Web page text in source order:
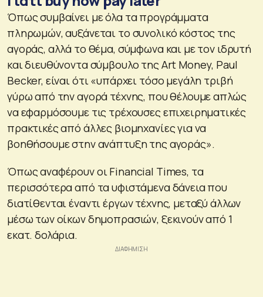
Όπως συμβαίνει με όλα τα προγράμματα
πληρωμών, αυξάνεται το συνολικό κόστος της
αγοράς, αλλά το θέμα, σύμφωνα και με τον ιδρυτή
και διευθύνοντα σύμβουλο της Art Money, Paul
Becker, είναι ότι «υπάρχει τόσο μεγάλη τριβή
γύρω από την αγορά τέχνης, που θέλουμε απλώς
να εφαρμόσουμε τις τρέχουσες επιχειρηματικές
πρακτικές από άλλες βιομηχανίες για να
βοηθήσουμε στην ανάπτυξη της αγοράς».
Όπως αναφέρουν οι Financial Times, τα
περισσότερα από τα υφιστάμενα δάνεια που
διατίθενται έναντι έργων τέχνης, μεταξύ άλλων
μέσω των οίκων δημοπρασιών, ξεκινούν από 1
εκατ. δολάρια.